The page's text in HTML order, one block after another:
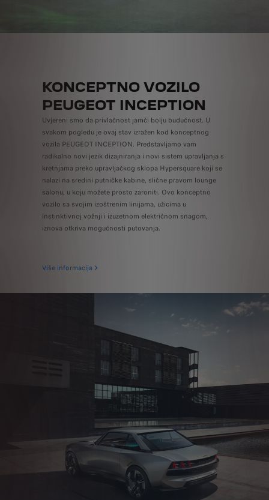
KONCEPTNO VOZILO
PEUGEOT INCEPTION
Uvjereni smo da privlačnost jamči bolju budućnost. U
svakom pogledu je ovaj stav izražen kod konceptnog
vozila PEUGEOT INCEPTION. Predstavljamo vam
radikalno novi jezik dizajniranja i novi sistem upravljanja s
kretnjama preko upravljačkog sklopa Hypersquare koji se
nalazi na sredini putničke kabine, slične pravom lounge
salonu, u koju možete prosto zaroniti. Ovo konceptno
vozilo sa svojim izoštrenim linijama, užicima u
instinktivnoj vožnji i izuzetnom električnom snagom,
iznova otkriva mogućnosti putovanja.
Više informacija